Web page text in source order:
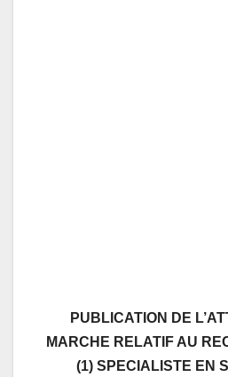
PUBLICATION DE
MARCHE RELATIF AU
(1) SPECIALISTE EN